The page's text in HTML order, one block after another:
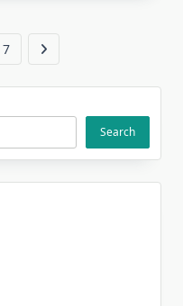
7
Search